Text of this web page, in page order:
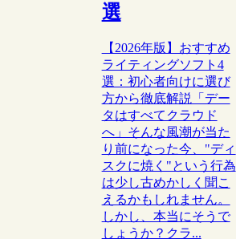
選
【2026年版】おすすめ
ライティングソフト4
選：初心者向けに選び
方から徹底解説「デー
タはすべてクラウド
へ」そんな風潮が当た
り前になった今、"ディ
スクに焼く"という行為
は少し古めかしく聞こ
えるかもしれません。
しかし、本当にそうで
しょうか？クラ...